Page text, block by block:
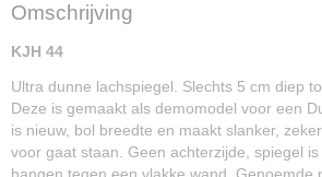
Omschrijving
KJH 44
Ultra dunne lachspiegel. Slechts 5 cm diep
Deze is gemaakt als demomodel voor een
is nieuw, bol breedte en maakt slanker,
voor gaat staan. Geen achterzijde, spiegel